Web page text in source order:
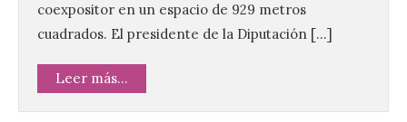
coexpositor en un espacio de 929 metros
cuadrados. El presidente de la Diputación […]
Leer más...